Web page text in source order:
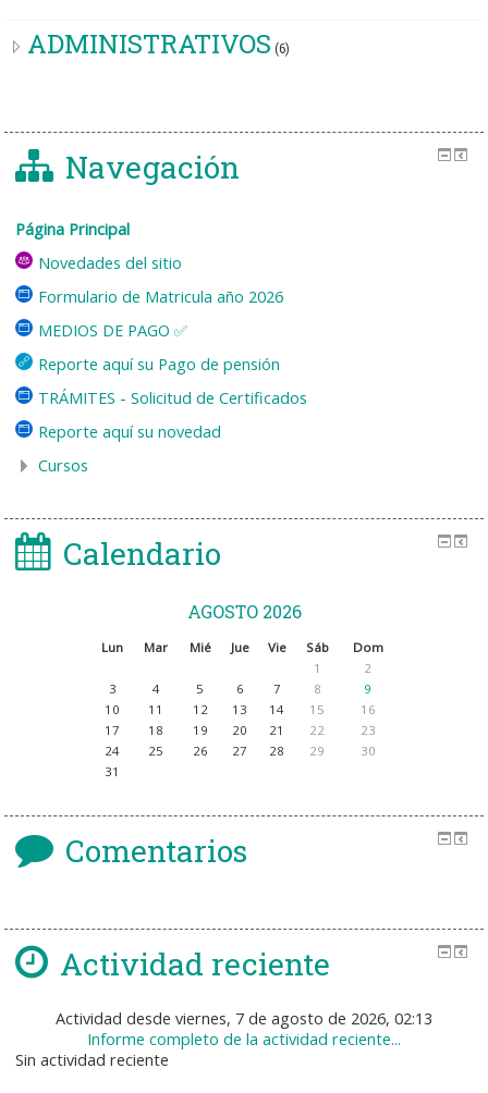
ADMINISTRATIVOS (6)
Navegación
Página Principal
Novedades del sitio
Formulario de Matricula año 2026
MEDIOS DE PAGO ✅
Reporte aquí su Pago de pensión
TRÁMITES - Solicitud de Certificados
Reporte aquí su novedad
Cursos
Calendario
AGOSTO 2026
Lun Mar Mié Jue Vie Sáb
Dom
1
2
3
4 5 6 7 8
9
10
11 12 13 14 15
16
17
18 19 20 21 22
23
24
25 26 27 28 29
30
31
Comentarios
Actividad reciente
Actividad desde viernes, 7 de agosto de 2026, 02:13
Informe completo de la actividad reciente...
Sin actividad reciente